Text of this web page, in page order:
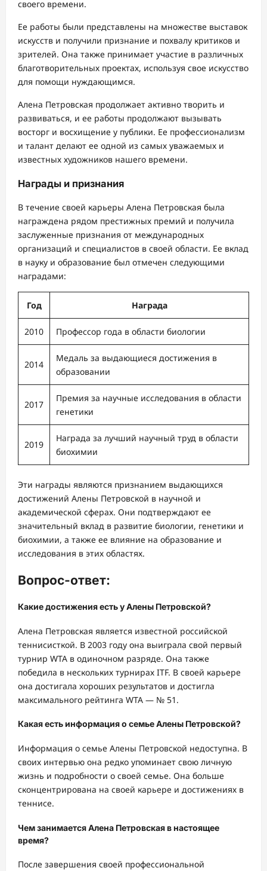
своего времени.
Ее работы были представлены на множестве выставок
искусств и получили признание и похвалу критиков и
зрителей. Она также принимает участие в различных
благотворительных проектах, используя свое искусство
для помощи нуждающимся.
Алена Петровская продолжает активно творить и
развиваться, и ее работы продолжают вызывать
восторг и восхищение у публики. Ее профессионализм
и талант делают ее одной из самых уважаемых и
известных художников нашего времени.
Награды и признания
В течение своей карьеры Алена Петровская была
награждена рядом престижных премий и получила
заслуженные признания от международных
организаций и специалистов в своей области. Ее вклад
в науку и образование был отмечен следующими
наградами:
Год Награда
2010 Профессор года в области биологии
2014
Медаль за выдающиеся достижения в
образовании
2017
Премия за научные исследования в области
генетики
2019
Награда за лучший научный труд в области
биохимии
Эти награды являются признанием выдающихся
достижений Алены Петровской в научной и
академической сферах. Они подтверждают ее
значительный вклад в развитие биологии, генетики и
биохимии, а также ее влияние на образование и
исследования в этих областях.
Вопрос-ответ:
Какие достижения есть у Алены Петровской?
Алена Петровская является известной российской
теннисисткой. В 2003 году она выиграла свой первый
турнир WTA в одиночном разряде. Она также
победила в нескольких турнирах ITF. В своей карьере
она достигала хороших результатов и достигла
максимального рейтинга WTA — № 51.
Какая есть информация о семье Алены Петровской?
Информация о семье Алены Петровской недоступна. В
своих интервью она редко упоминает свою личную
жизнь и подробности о своей семье. Она больше
сконцентрирована на своей карьере и достижениях в
теннисе.
Чем занимается Алена Петровская в настоящее
время?
После завершения своей профессиональной